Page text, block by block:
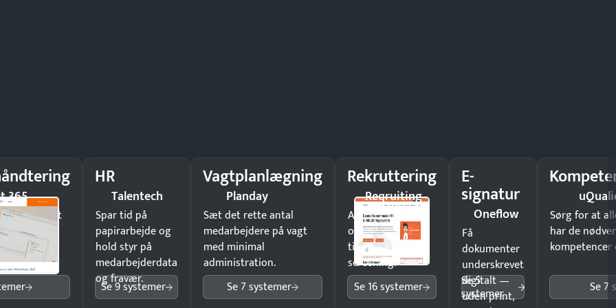
365
underskrift
ingen
HR
Talentech
Spar tid på
papirarbejde og
hold styr på
medarbejderdata
og fravær.
Se 9 systemer
Vagtplanlægning
Planday
Sæt det rette antal
medarbejdere på vagt
med minimal
administration.
Se 7 systemer
Rekruttering
Reqruiting
Ansæt hurtigere
og brug færre
timer på manuel
screening.
Se 16 systemer
E-
signatur
Oneflow
Få
dokumenter
underskrevet
digitalt —
uden print,
Se 5
systemer
Sørg for at
har de
Se 7